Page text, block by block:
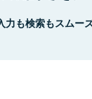
も検索もスムーズ